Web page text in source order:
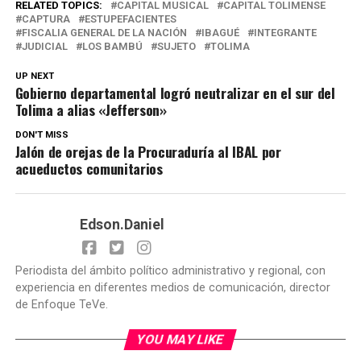
RELATED TOPICS: CAPITAL MUSICAL
CAPITAL TOLIMENSE
CAPTURA
ESTUPEFACIENTES
FISCALIA GENERAL DE LA NACIÓN
IBAGUÉ
INTEGRANTE
JUDICIAL
LOS BAMBÚ SUJETO TOLIMA
UP NEXT
Gobierno departamental logró neutralizar en el sur del
Tolima a alias «Jefferson»
DON'T MISS
Jalón de orejas de la Procuraduría al IBAL por
acueductos comunitarios
Edson.Daniel
Periodista del ámbito político administrativo y regional, con
experiencia en diferentes medios de comunicación, director
de Enfoque TeVe.
YOU MAY LIKE